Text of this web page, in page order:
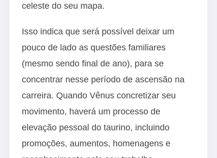
celeste do seu mapa.
Isso indica que será possível deixar um
pouco de lado as questões familiares
(mesmo sendo final de ano), para se
concentrar nesse período de ascensão na
carreira. Quando Vênus concretizar seu
movimento, haverá um processo de
elevação pessoal do taurino, incluindo
promoções, aumentos, homenagens e